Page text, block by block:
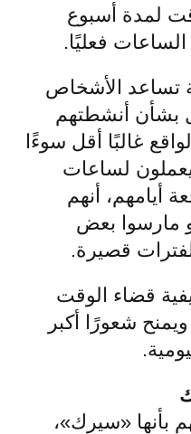
لمدة أسبوع
فعليًا.
تساعد الأشخاص
بشأن أنشطتهم
غالبًا أقل سوءًا
لساعات
أيامهم، أنهم
مارسوا بعض
لفترات قصيرة.
قضاء الوقت
شعورًا أكبر
بأنها «سيرك»،